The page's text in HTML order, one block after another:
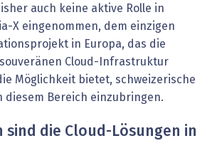
auch keine aktive Rolle in
X eingenommen, dem einzigen
in Europa, das die
Cloud-Infrastruktur
Möglichkeit bietet, schweizerische
diesem Bereich einzubringen.
sind die Cloud-Lösungen in